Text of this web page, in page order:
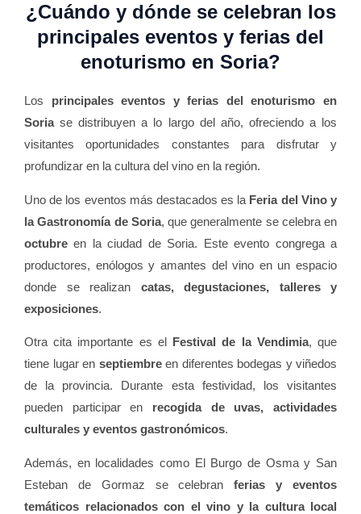
¿Cuándo y dónde se celebran los
principales eventos y ferias del
enoturismo en Soria?
Los principales eventos y ferias del enoturismo en
Soriase distribuyen a lo largo del año, ofreciendo a los
visitantes oportunidades constantes para disfrutar y
profundizar en la cultura del vino en la región.
Uno de los eventos más destacados es la Feria del Vino y
la Gastronomía de Soria, que generalmente se celebra en
octubre en la ciudad de Soria. Este evento congrega a
productores, enólogos y amantes del vino en un espacio
donde se realizan catas, degustaciones, talleres y
exposiciones.
Otra cita importante es el Festival de la Vendimia, que
tiene lugar en septiembreen diferentes bodegas y viñedos
de la provincia. Durante esta festividad, los visitantes
pueden participar en recogida de uvas, actividades
culturales y eventos gastronómicos.
Además, en localidades como El Burgo de Osma y San
Esteban de Gormaz se celebranferias y eventos
temáticos relacionados con el vino y la cultura local